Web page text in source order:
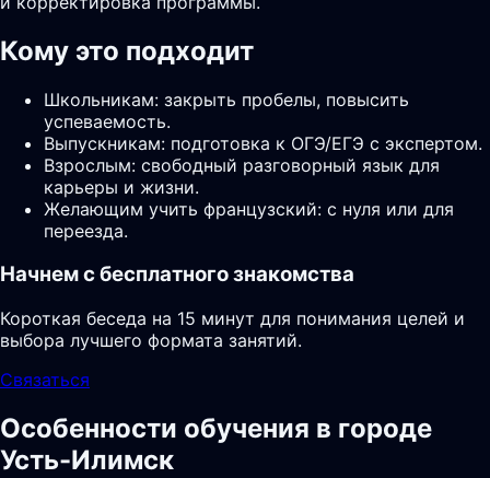
Кому это подходит
Школьникам: закрыть пробелы, повысить
успеваемость.
Выпускникам: подготовка к ОГЭ/ЕГЭ с экспертом.
Взрослым: свободный разговорный язык для
карьеры и жизни.
Желающим учить французский: с нуля или для
переезда.
Начнем с бесплатного знакомства
Короткая беседа на 15 минут для понимания целей и
выбора лучшего формата занятий.
Связаться
Особенности обучения в городе
Усть-Илимск